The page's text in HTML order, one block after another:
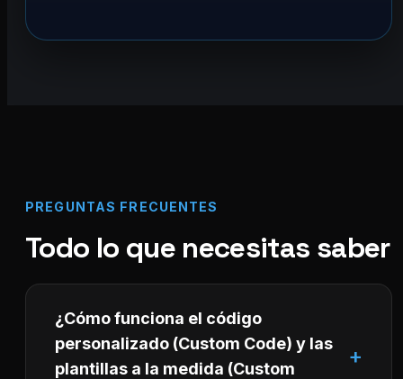
PREGUNTAS FRECUENTES
Todo lo que necesitas saber
¿Cómo funciona el código
personalizado (Custom Code) y las
plantillas a la medida (Custom